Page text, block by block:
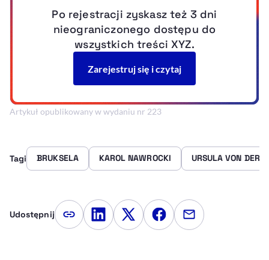
Artykuł opublikowany w wydaniu nr 223
Tagi BRUKSELA KAROL NAWROCKI URSULA VON DER
Udostępnij Kopiuj link artykułu
Udostępnij na LinkedIn
Udostępnij na Twitterze
Udostępnij na
Udostępnij